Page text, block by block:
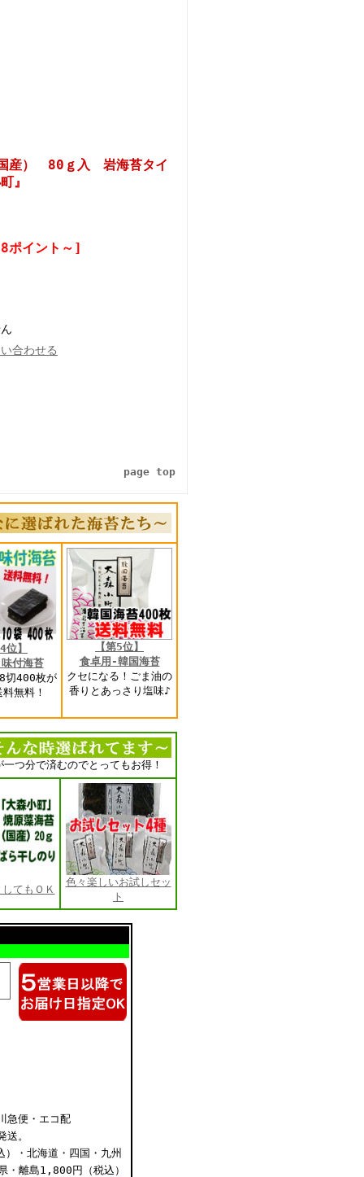
産） 80ｇ入 岩海苔タイ
』
ポイント～]
合わせる
page top
位】
付海苔
切400枚が
無料！
【第5位】
食卓用-韓国海苔
クセになる！ごま油の
香りとあっさり塩味♪
つ分で済むのでとってもお得！
てもＯＫ
色々楽しいお試しセッ
ト
急便・エコ配
送。
・北海道・四国・九州
離島1,800円（税込）